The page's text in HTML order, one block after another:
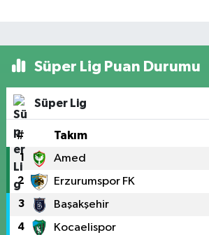
Süper Lig Puan Durumu
Süper Lig
# Takım
1 Amed
2 Erzurumspor FK
3 Başakşehir
4 Kocaelispor